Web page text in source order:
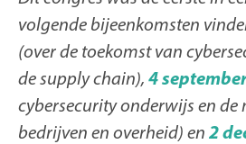
volgende bijeenkomsten
(over de toekomst van
de supply chain), 4
cybersecurity onderwijs en de
bedrijven en overheid) en 2